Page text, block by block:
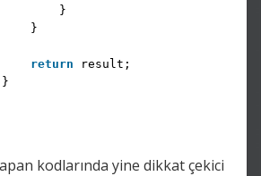
}
}
return
result;
}
kodlarında yine dikkat çekici